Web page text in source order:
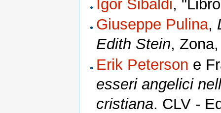
Igor Sibaldi,
Giuseppe Pulina,
Edith Stein,
Erik Peterson e
esseri angelici
cristiana. CLV -